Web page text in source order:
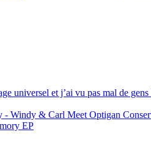
universel et j’ai vu pas mal de
Windy & Carl Meet Optigan
EP